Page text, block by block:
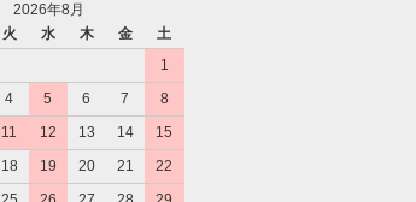
2026年8月
火 水 木 金
土
1
4 5 6 7
8
11 12 13 14
15
18 19 20 21
22